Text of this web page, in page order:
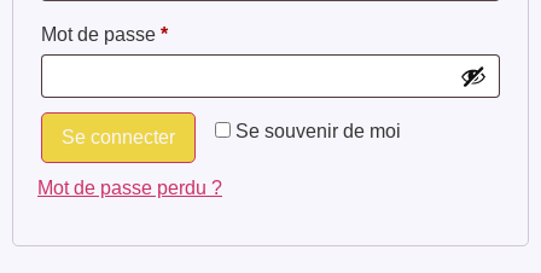
Mot de passe *
Se souvenir de moi
Se connecter
Mot de passe perdu ?